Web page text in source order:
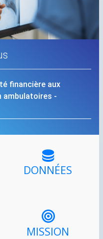
financière aux
ambulatoires -
DONNÉES
MISSION